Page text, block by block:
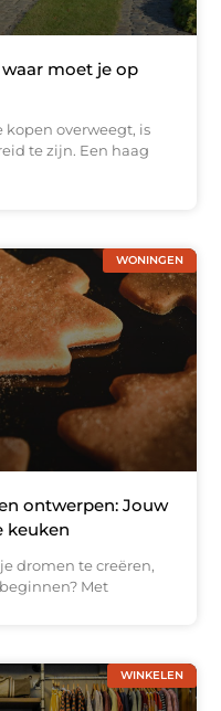
moet je op
overweegt, is
te zijn. Een haag
WONINGEN
ontwerpen: Jouw
keuken
dromen te creëren,
Met
WINKELEN